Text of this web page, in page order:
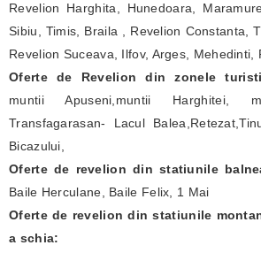
Revelion Harghita, Hunedoara,
Sibiu, Timis, Braila , Revelion Constanta,
Revelion Suceava, Ilfov, Arges, Mehedinti,
Oferte de Revelion din zonele
muntii Apuseni,muntii Harghitei,
Transfagarasan- Lacul
Bicazului,
Oferte de revelion din statiunile
Baile Herculane, Baile Felix, 1 Mai
Oferte de revelion din statiunile
a schia: